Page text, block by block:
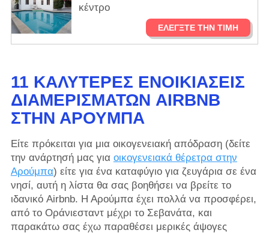
κέντρο
ΕΛΈΓΞΤΕ ΤΗΝ ΤΙΜΉ
11 ΚΑΛΎΤΕΡΕΣ ΕΝΟΙΚΙΆΣΕΙΣ
ΔΙΑΜΕΡΙΣΜΆΤΩΝ AIRBNB
ΣΤΗΝ ΑΡΟΎΜΠΑ
Είτε πρόκειται για μια οικογενειακή απόδραση (δείτε
την ανάρτησή μας για οικογενειακά θέρετρα στην
Αρούμπα) είτε για ένα καταφύγιο για ζευγάρια σε ένα
νησί, αυτή η λίστα θα σας βοηθήσει να βρείτε το
ιδανικό Airbnb. Η Αρούμπα έχει πολλά να προσφέρει,
από το Οράνιεσταντ μέχρι το Σεβανάτα, και
παρακάτω σας έχω παραθέσει μερικές άψογες